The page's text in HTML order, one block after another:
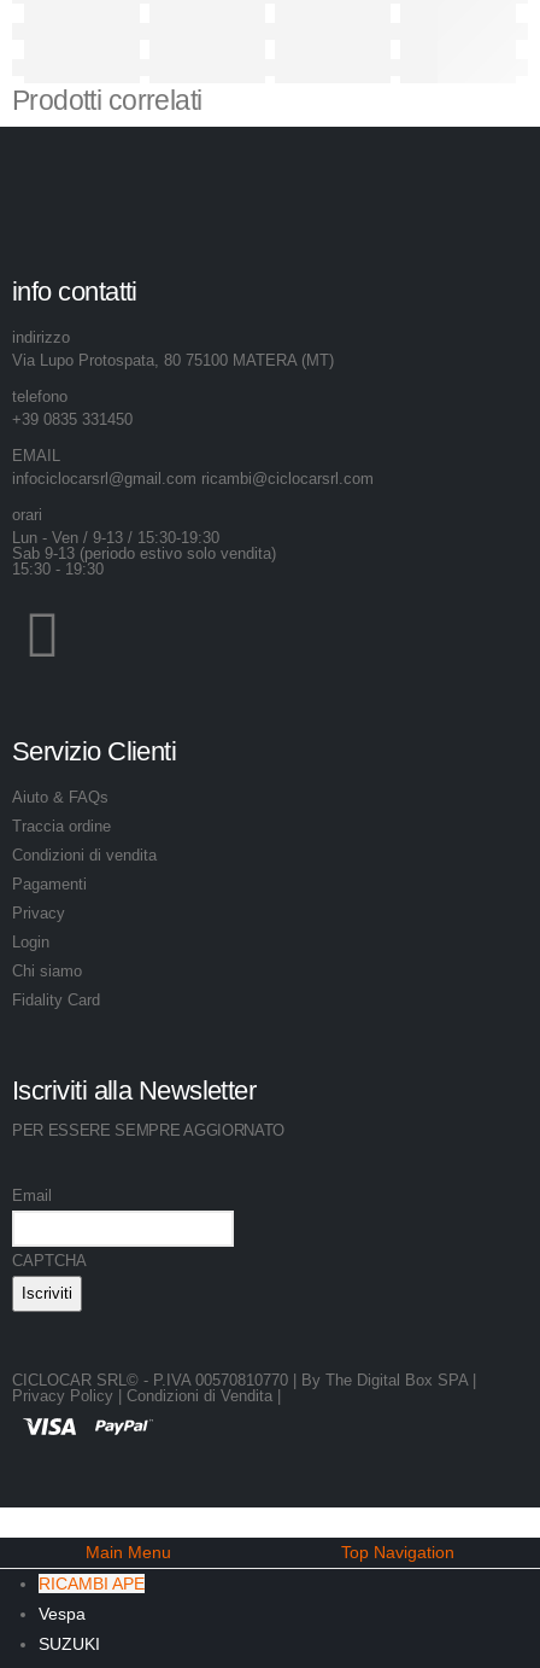
Prodotti correlati
info contatti
indirizzo
Via Lupo Protospata, 80 75100 MATERA (MT)
telefono
+39 0835 331450
EMAIL
infociclocarsrl@gmail.com ricambi@ciclocarsrl.com
orari
Lun - Ven / 9-13 / 15:30-19:30
Sab 9-13 (periodo estivo solo vendita)
15:30 - 19:30
Servizio Clienti
Aiuto & FAQs
Traccia ordine
Condizioni di vendita
Pagamenti
Privacy
Login
Chi siamo
Fidality Card
Iscriviti alla Newsletter
PER ESSERE SEMPRE AGGIORNATO
Email
CAPTCHA
CICLOCAR SRL© - P.IVA 00570810770 | By The Digital Box SPA
Privacy Policy
Condizioni di Vendita |
Main Menu
Top Navigation
RICAMBI APE
Vespa
SUZUKI